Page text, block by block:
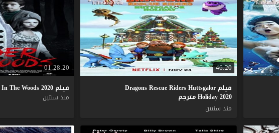
46:20
فيلم Dragons Rescue Riders Huttsgalor
Holiday 2020 مترجم
منذ سنتين
01:28:20
فيلم InTheWoods2020
منذ سنتين